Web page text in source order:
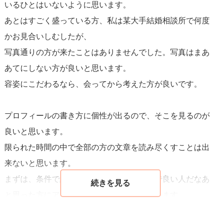
いるひとはいないように思います。
あとはすごく盛っている方、私は某大手結婚相談所で何度
かお見合いしむしたが、
写真通りの方が来たことはありませんでした。写真はまあ
あてにしない方が良いと思います。
容姿にこだわるなら、会ってから考えた方が良いです。
プロフィールの書き方に個性が出るので、そこを見るのが
良いと思います。
限られた時間の中で全部の方の文章を読み尽くすことは出
来ないと思います。
まずは、条件で絞り、プロフィールを読んで良い人だなあ
と思った方にアプローチするのが良いと思います